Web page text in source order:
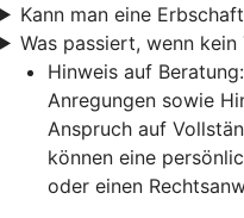
Kann man eine
Was passiert, wenn
Hinweis auf
Anregungen sowie
Anspruch auf
können eine
oder einen